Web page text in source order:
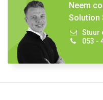
Neem
Solution
Stuur
053 -